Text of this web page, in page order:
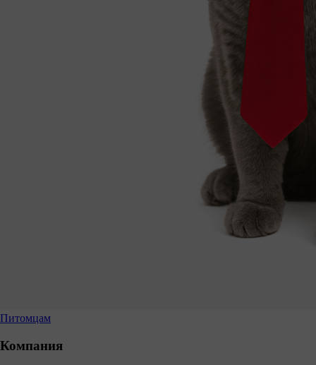
Питомцам
Компания